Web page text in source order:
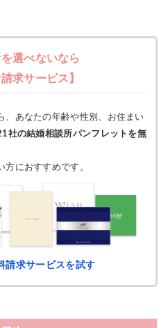
選べないなら
求サービス】
、あなたの年齢や性別、お住まい
社の結婚相談所パンフレットを無
方におすすめです。
請求サービスを試す